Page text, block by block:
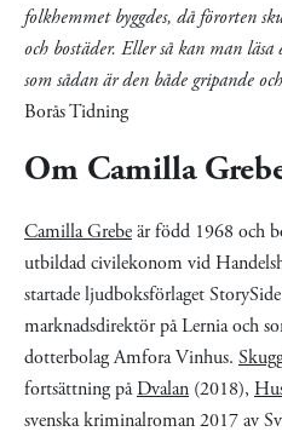
folkhemmet byggdes, då förorten
och bostäder. Eller så kan man
som sådan är den både gripande
Borås Tidning
Om Camilla
Camilla Grebeär född 1968 och
utbildad civilekonom vid
startade ljudboksförlaget
marknadsdirektör på Lernia och
dotterbolag Amfora Vinhus.
fortsättning påDvalan (2018),
svenska kriminalroman 2017 av